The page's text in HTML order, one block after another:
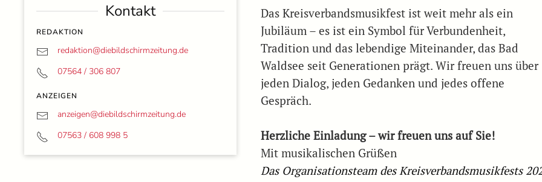
Kontakt
REDAKTION
redaktion@diebildschirmzeitung.de
07564 / 306 807
ANZEIGEN
anzeigen@diebildschirmzeitung.de
07563 / 608 998 5
Das Kreisverbandsmusikfest ist weit mehr als ein
Jubiläum – es ist ein Symbol für Verbundenheit,
Tradition und das lebendige Miteinander, das Bad
Waldsee seit Generationen prägt. Wir freuen uns über
jeden Dialog, jeden Gedanken und jedes offene
Gespräch.
Herzliche Einladung – wir freuen uns auf Sie!
Mit musikalischen Grüßen
Das Organisationsteam des Kreisverbandsmusikfests